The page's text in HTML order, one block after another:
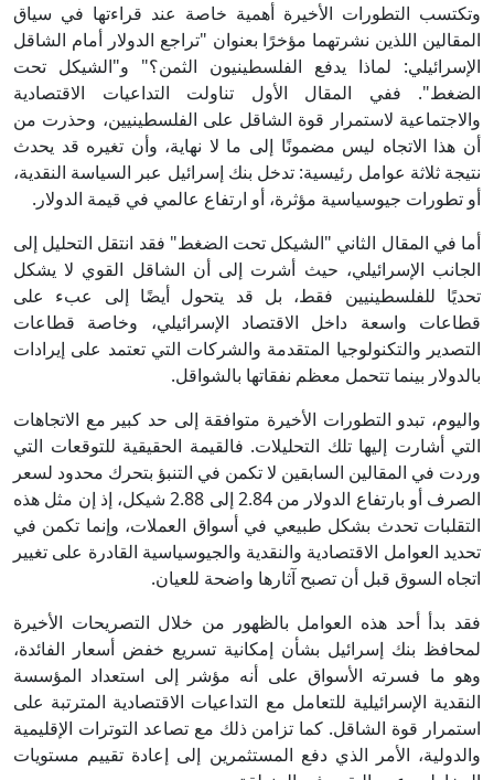
وتكتسب التطورات الأخيرة أهمية خاصة عند قراءتها في سياق
المقالين اللذين نشرتهما مؤخرًا بعنوان "تراجع الدولار أمام الشاقل
الإسرائيلي: لماذا يدفع الفلسطينيون الثمن؟" و"الشيكل تحت
الضغط". ففي المقال الأول تناولت التداعيات الاقتصادية
والاجتماعية لاستمرار قوة الشاقل على الفلسطينيين، وحذرت من
أن هذا الاتجاه ليس مضمونًا إلى ما لا نهاية، وأن تغيره قد يحدث
نتيجة ثلاثة عوامل رئيسية: تدخل بنك إسرائيل عبر السياسة النقدية،
أو تطورات جيوسياسية مؤثرة، أو ارتفاع عالمي في قيمة الدولار.
أما في المقال الثاني "الشيكل تحت الضغط" فقد انتقل التحليل إلى
الجانب الإسرائيلي، حيث أشرت إلى أن الشاقل القوي لا يشكل
تحديًا للفلسطينيين فقط، بل قد يتحول أيضًا إلى عبء على
قطاعات واسعة داخل الاقتصاد الإسرائيلي، وخاصة قطاعات
التصدير والتكنولوجيا المتقدمة والشركات التي تعتمد على إيرادات
بالدولار بينما تتحمل معظم نفقاتها بالشواقل.
واليوم، تبدو التطورات الأخيرة متوافقة إلى حد كبير مع الاتجاهات
التي أشارت إليها تلك التحليلات. فالقيمة الحقيقية للتوقعات التي
وردت في المقالين السابقين لا تكمن في التنبؤ بتحرك محدود لسعر
الصرف أو بارتفاع الدولار من 2.84 إلى 2.88 شيكل، إذ إن مثل هذه
التقلبات تحدث بشكل طبيعي في أسواق العملات، وإنما تكمن في
تحديد العوامل الاقتصادية والنقدية والجيوسياسية القادرة على تغيير
اتجاه السوق قبل أن تصبح آثارها واضحة للعيان.
فقد بدأ أحد هذه العوامل بالظهور من خلال التصريحات الأخيرة
لمحافظ بنك إسرائيل بشأن إمكانية تسريع خفض أسعار الفائدة،
وهو ما فسرته الأسواق على أنه مؤشر إلى استعداد المؤسسة
النقدية الإسرائيلية للتعامل مع التداعيات الاقتصادية المترتبة على
استمرار قوة الشاقل. كما تزامن ذلك مع تصاعد التوترات الإقليمية
والدولية، الأمر الذي دفع المستثمرين إلى إعادة تقييم مستويات